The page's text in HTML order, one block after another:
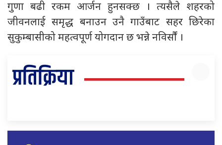
गुणा बढी रकम आर्जन हुनसक्छ । त्यसैले शहरको
जीवनलाई समृद्ध बनाउन उनै गाउँबाट सहर छिरेका
सुकुम्बासीको महत्वपूर्ण योगदान छ भन्ने नविर्सौं ।
प्रतिक्रिया